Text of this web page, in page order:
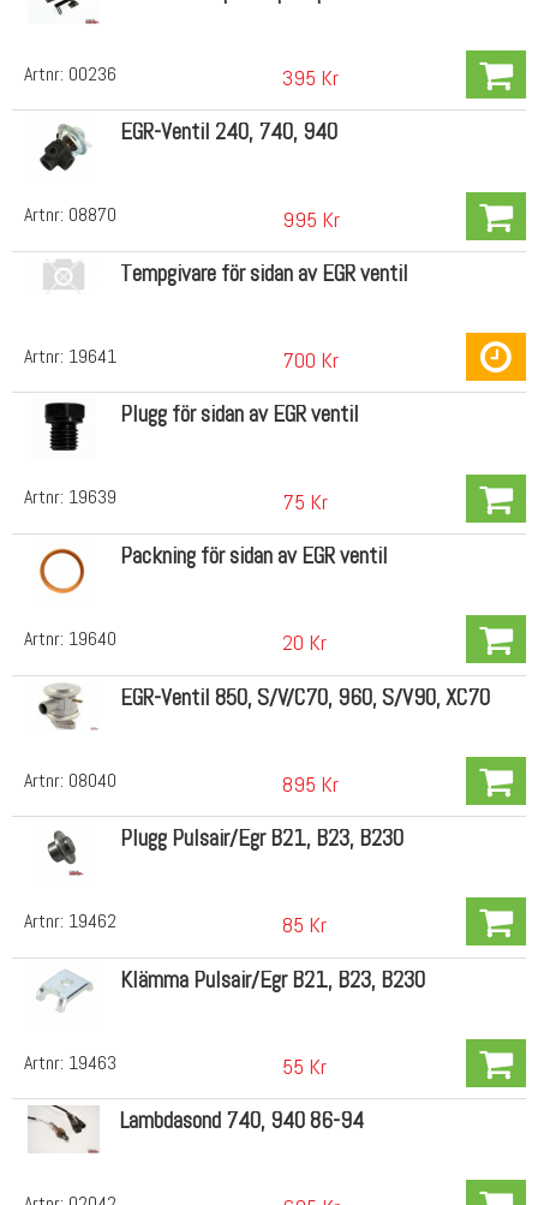
Artnr: 00236 395 Kr
Artnr: 08870
EGR-Ventil 240, 740, 940
995 Kr
Artnr: 19641
Tempgivare för sidan av EGR ventil
700 Kr
Artnr: 19639
Plugg för sidan av EGR ventil
75 Kr
Artnr: 19640
Packning för sidan av EGR ventil
20 Kr
Artnr: 08040
EGR-Ventil 850, S/V/C70, 960, S/V90, XC70
895 Kr
Artnr: 19462
Plugg Pulsair/Egr B21, B23, B230
85 Kr
Artnr: 19463
Klämma Pulsair/Egr B21, B23, B230
55 Kr
Lambdasond 740, 940 86-94